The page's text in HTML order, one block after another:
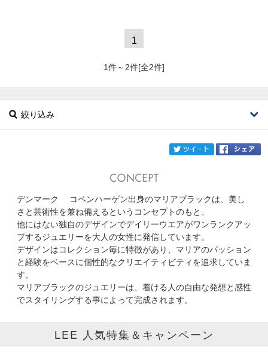
1
1件～2件[全2件]
絞り込み
ブランド MARIA BLACK
カテゴリ
サイズ
掲載雑誌
円～ 円
デンマーク コペンハーゲン出身のマリアブラックは、美し
さと芸術性を兼ね備えるというコンセプトのもと、
他にはない独自のデザインでデイリーウエアがワンランクアッ
プするジュエリーを大人の女性に発信しています。
デザインはコレクション毎に特徴があり、マリアのパッション
と経験をベースに個性的なクリエイティビティを追求していま
す。
マリアブラックのジュエリーは、着ける人の自由な発想と感性
でスタイリングする事によって完成されます。
LEE 人気特集＆キャンペーン